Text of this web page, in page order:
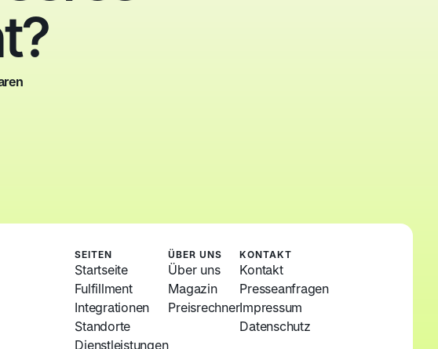
SEITEN
Startseite
Fulfillment
Integrationen
Standorte
Dienstleistungen
ÜBER UNS
Über uns
Magazin
Preisrechner
KONTAKT
Kontakt
Presseanfragen
Impressum
Datenschutz